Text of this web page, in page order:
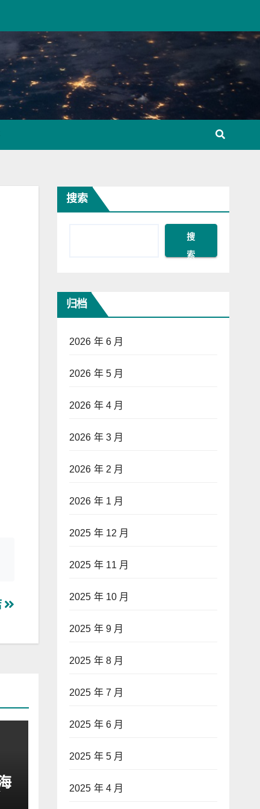
搜索
搜
索
归档
2026 年 6 月
2026 年 5 月
2026 年 4 月
2026 年 3 月
2026 年 2 月
2026 年 1 月
2025 年 12 月
2025 年 11 月
2025 年 10 月
2025 年 9 月
2025 年 8 月
2025 年 7 月
2025 年 6 月
2025 年 5 月
2025 年 4 月